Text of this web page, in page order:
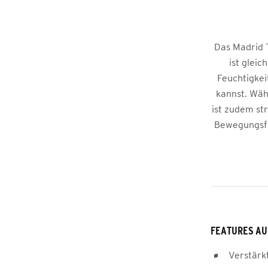
Das Madrid
ist
kannst.
ist zudem
FEATURES